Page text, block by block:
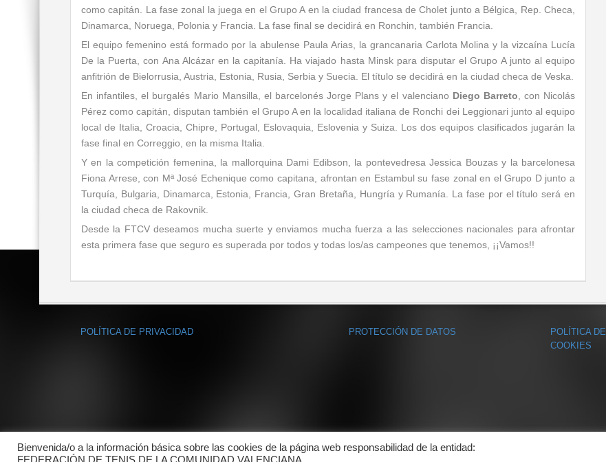
como capitán. La fase zonal la juega en el Grupo A en la ciudad francesa de Cholet junto a Bélgica, Rep. Checa,
Dinamarca, Noruega, Polonia y Francia. La fase final se decidirá en Ronchin, también Francia.
El equipo femenino está formado por la abulense Paula Arias, la grancanaria Carlota Molina y la vizcaína Lucía
De la Puerta, con Ana Alcázar en la capitanía. Ha viajado hasta Minsk para disputar el Grupo A junto al equipo
anfitrión de Bielorrusia, Austria, Estonia, Rusia, Serbia y Suecia. El título se decidirá en la ciudad checa de Veska.
En infantiles, el burgalés Mario Mansilla, el barcelonés Jorge Plans y el valenciano Diego Barreto , con Nicolás
Pérez como capitán, disputan también el Grupo A en la localidad italiana de Ronchi dei Leggionari junto al equipo
local de Italia, Croacia, Chipre, Portugal, Eslovaquia, Eslovenia y Suiza. Los dos equipos clasificados jugarán la
fase final en Correggio, en la misma Italia.
Y en la competición femenina, la mallorquina Dami Edibson, la pontevedresa Jessica Bouzas y la barcelonesa
Fiona Arrese, con Mª José Echenique como capitana, afrontan en Estambul su fase zonal en el Grupo D junto a
Turquía, Bulgaria, Dinamarca, Estonia, Francia, Gran Bretaña, Hungría y Rumanía. La fase por el título será en
la ciudad checa de Rakovnik.
Desde la FTCV deseamos mucha suerte y enviamos mucha fuerza a las selecciones nacionales para afrontar
esta primera fase que seguro es superada por todos y todas los/as campeones que tenemos, ¡¡Vamos!!
POLÍTICA DE PRIVACIDAD PROTECCIÓN DE DATOS
POLÍTICA DE
COOKIES
Bienvenida/o a la información básica sobre las cookies de la página web responsabilidad de la entidad: